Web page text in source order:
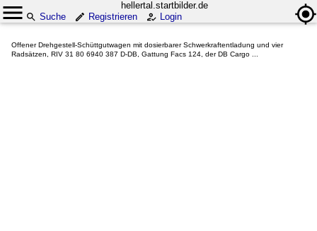
hellertal.startbilder.de
Suche
Registrieren Login
Offener Drehgestell-Schüttgutwagen mit dosierbarer Schwerkraftentladung und vier
Radsätzen, RIV 31 80 6940 387 D-DB, Gattung Facs 124, der DB Cargo ...